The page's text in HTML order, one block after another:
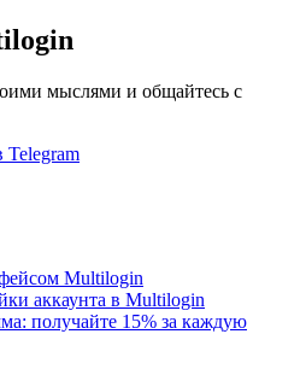
мыслями и общайтесь с
Multilogin
аккаунта в Multilogin
получайте 15% за каждую